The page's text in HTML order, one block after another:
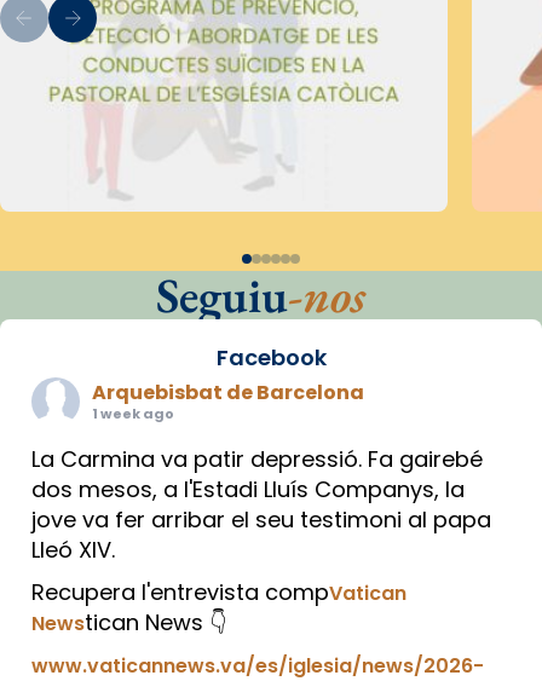
Seguiu-nos
Facebook
Arquebisbat de Barcelona
1 week ago
La Carmina va patir depressió. Fa gairebé
dos mesos, a l'Estadi Lluís Companys, la
jove va fer arribar el seu testimoni al papa
Lleó XIV.
Recupera l'entrevista compVatican
Newstican News 👇
www.vaticannews.va/es/iglesia/news/2026-